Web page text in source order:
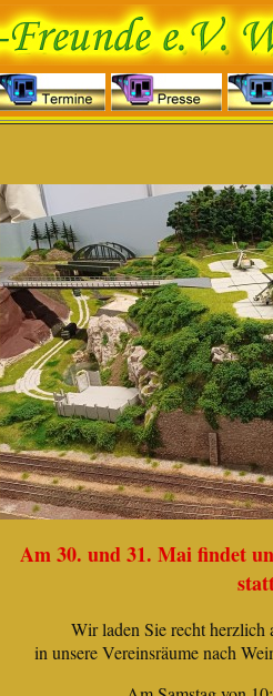
Am 30. und 31. Mai findet
Wir laden Sie recht
in unsere Vereinsräume nach